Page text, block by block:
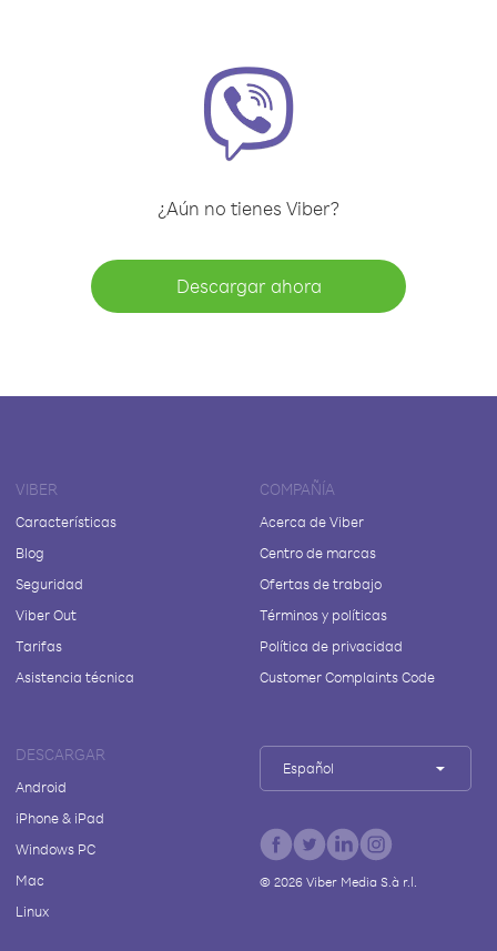
¿Aún no tienes Viber?
Descargar ahora
VIBER
Características
Blog
Seguridad
Viber Out
Tarifas
Asistencia técnica
COMPAÑÍA
Acerca de Viber
Centro de marcas
Ofertas de trabajo
Términos y políticas
Política de privacidad
Customer Complaints Code
DESCARGAR
Android
iPhone & iPad
Windows PC
Mac
Linux
Español
© 2026Viber Media S.à r.l.